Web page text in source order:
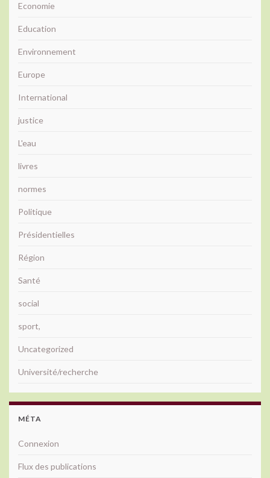
Economie
Education
Environnement
Europe
International
justice
L'eau
livres
normes
Politique
Présidentielles
Région
Santé
social
sport,
Uncategorized
Université/recherche
MÉTA
Connexion
Flux des publications